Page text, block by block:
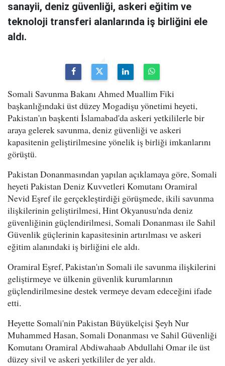
sanayii, deniz güvenliği, askeri eğitim ve
teknoloji transferi alanlarında iş birliğini ele
aldı.
Somali Savunma Bakanı Ahmed Muallim Fiki
başkanlığındaki üst düzey Mogadişu yönetimi heyeti,
Pakistan'ın başkenti İslamabad'da askeri yetkililerle bir
araya gelerek savunma, deniz güvenliği ve askeri
kapasitenin geliştirilmesine yönelik iş birliği imkanlarını
görüştü.
Pakistan Donanmasından yapılan açıklamaya göre, Somali
heyeti Pakistan Deniz Kuvvetleri Komutanı Oramiral
Nevid Eşref ile gerçekleştirdiği görüşmede, ikili savunma
ilişkilerinin geliştirilmesi, Hint Okyanusu'nda deniz
güvenliğinin güçlendirilmesi, Somali Donanması ile Sahil
Güvenlik güçlerinin kapasitesinin artırılması ve askeri
eğitim alanındaki iş birliğini ele aldı.
Oramiral Eşref, Pakistan'ın Somali ile savunma ilişkilerini
geliştirmeye ve ülkenin güvenlik kurumlarının
güçlendirilmesine destek vermeye devam edeceğini ifade
etti.
Heyette Somali'nin Pakistan Büyükelçisi Şeyh Nur
Muhammed Hasan, Somali Donanması ve Sahil Güvenliği
Komutanı Oramiral Abdiwahaab Abdullahi Omar ile üst
düzey sivil ve askeri yetkililer de yer aldı.